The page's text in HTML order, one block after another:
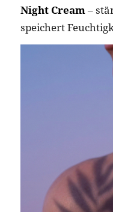
Night Cream–
speichert